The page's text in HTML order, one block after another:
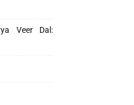
Veer Dal: